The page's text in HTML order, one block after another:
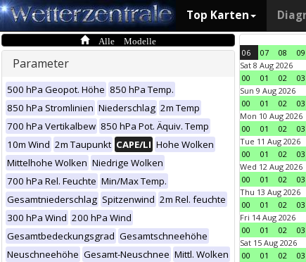
Top Karten
Alle Modelle
Parameter
500 hPa Geopot. Höhe 850 hPa Temp.
850 hPa Stromlinien Niederschlag 2m Temp
700 hPa Vertikalbew 850 hPa Pot. Äquiv. Temp
10m Wind 2m Taupunkt CAPE/LI Hohe Wolken
Mittelhohe Wolken Niedrige Wolken
700 hPa Rel. Feuchte Min/Max Temp.
Gesamtniederschlag Spitzenwind 2m Rel. feuchte
300 hPa Wind 200 hPa Wind
Gesamtbedeckungsgrad Gesamtschneehöhe
Neuschneehöhe Gesamt-Neuschnee Mittl. Wolken
06 07 08 09
Sat 8 Aug 2026
00
01 02 03
Sun 9 Aug 2026
00
01 02 03
Mon 10 Aug 2026
00
01 02 03
Tue 11 Aug 2026
00
01 02 03
Wed 12 Aug 2026
00
01 02 03
Thu 13 Aug 2026
00
01 02 03
Fri 14 Aug 2026
00
01 02 03
Sat 15 Aug 2026
00
01 02 03